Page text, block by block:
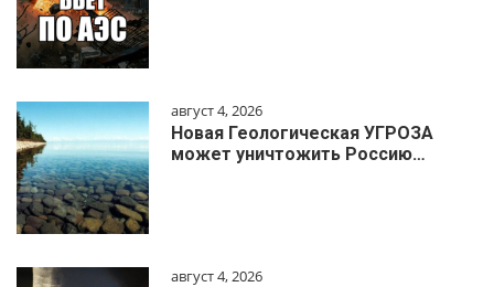
август 4, 2026
Новая Геологическая УГРОЗА
может уничтожить Россию…
август 4, 2026